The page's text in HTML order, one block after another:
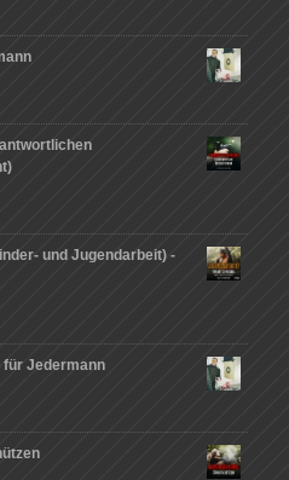
und Jugendarbeit) -
Jedermann